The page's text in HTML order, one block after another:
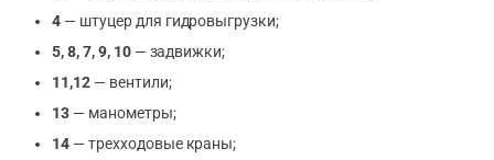
4— штуцер для гидровыгрузки;
5, 8, 7, 9, 10— задвижки;
11,12— вентили;
13— манометры;
14— трехходовые краны;